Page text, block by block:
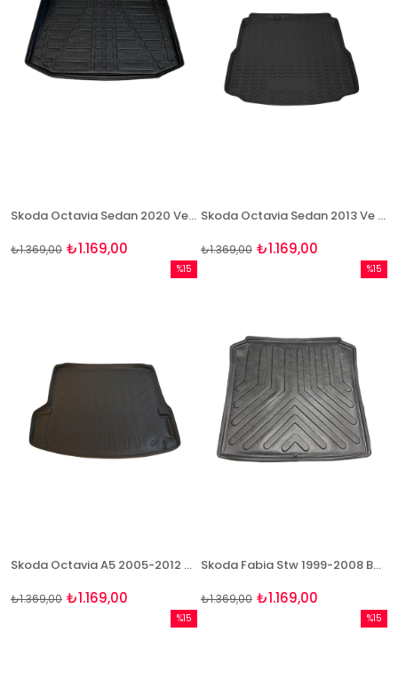
Skoda Octavia Sedan 2020 Ve Sonrası 3D Bagaj Havuzu Bizymo
₺1.169,00
₺1.369,00
Skoda Octavia Sedan 2013 Ve Sonrası 3D Bagaj Havuzu Bizymo
₺1.169,00
₺1.369,00
Skoda Octavia A5 2005-2012 3D Bagaj Havuzu Bizymo
₺1.169,00
₺1.369,00
%15
Skoda Fabia Stw 1999-2008 Bagaj Havuzu Bizymo
₺1.169,00
₺1.369,00
%15
%15
%15